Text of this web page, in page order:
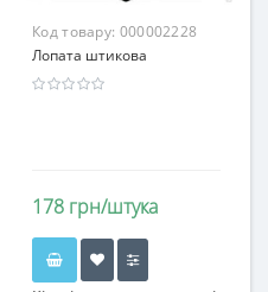
Код товару: 000002228
Лопата штикова
178 грн/штука